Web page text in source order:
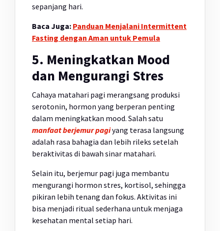
sepanjang hari.
Baca Juga: Panduan Menjalani Intermittent
Fasting dengan Aman untuk Pemula
5. Meningkatkan Mood
dan Mengurangi Stres
Cahaya matahari pagi merangsang produksi
serotonin, hormon yang berperan penting
dalam meningkatkan mood. Salah satu
manfaat berjemur pagiyang terasa langsung
adalah rasa bahagia dan lebih rileks setelah
beraktivitas di bawah sinar matahari.
Selain itu, berjemur pagi juga membantu
mengurangi hormon stres, kortisol, sehingga
pikiran lebih tenang dan fokus. Aktivitas ini
bisa menjadi ritual sederhana untuk menjaga
kesehatan mental setiap hari.